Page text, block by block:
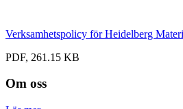
Verksamhetspolicy för Heidelberg
PDF, 261.15 KB
Om oss